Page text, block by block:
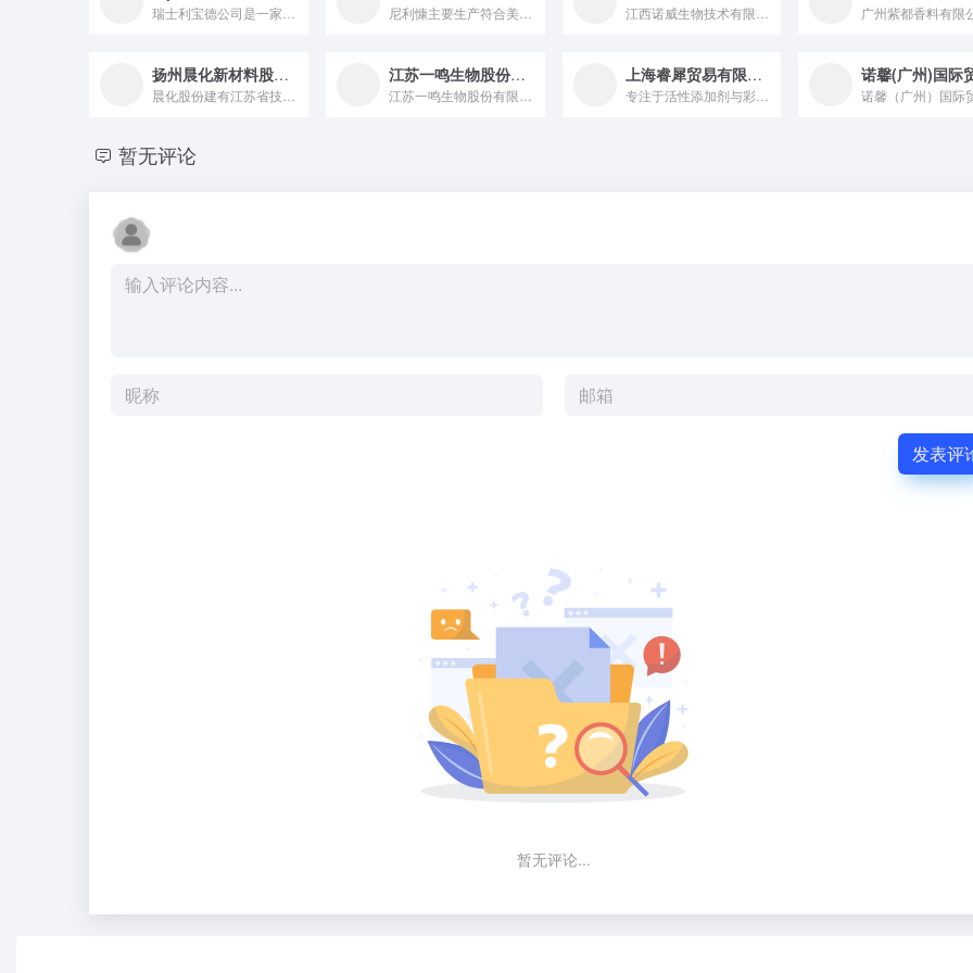
瑞士利宝德公司是一家生产“化妆品/护肤用”天然原材料的领头企... 尼利慷主要生产符合美国FDA、日本和欧盟法规要求的化妆品色素... 江西诺威生物技术有限公司于2021年3月注册成立，注册资本人...
扬州晨化新材料股份有限公司
晨化股份建有江苏省技术工程研究中心，江苏省企业技术中心，江苏...
江苏一鸣生物股份有限公司
江苏一鸣生物股份有限公司成立于1998年8月，是集科研、生产...
上海睿犀贸易有限公司
专注于活性添加剂与彩妆的推广与销售，在护肤成分销售领域内拥有...
暂无评论
发表评
暂无评论...